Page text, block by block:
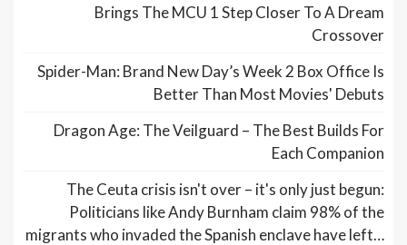
Brings The MCU 1 Step Closer To A Dream
Crossover
Spider-Man: Brand New Day’s Week 2 Box Office Is
Better Than Most Movies' Debuts
Dragon Age: The Veilguard – The Best Builds For
Each Companion
The Ceuta crisis isn't over – it's only just begun:
Politicians like Andy Burnham claim 98% of the
migrants who invaded the Spanish enclave have left…